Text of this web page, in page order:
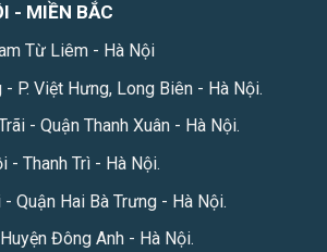
- MIỀN BẮC
Từ Liêm - Hà Nội
P. Việt Hưng, Long Biên - Hà Nội.
- Quận Thanh Xuân - Hà Nội.
- Thanh Trì - Hà Nội.
Quận Hai Bà Trưng - Hà Nội.
Đông Anh - Hà Nội.